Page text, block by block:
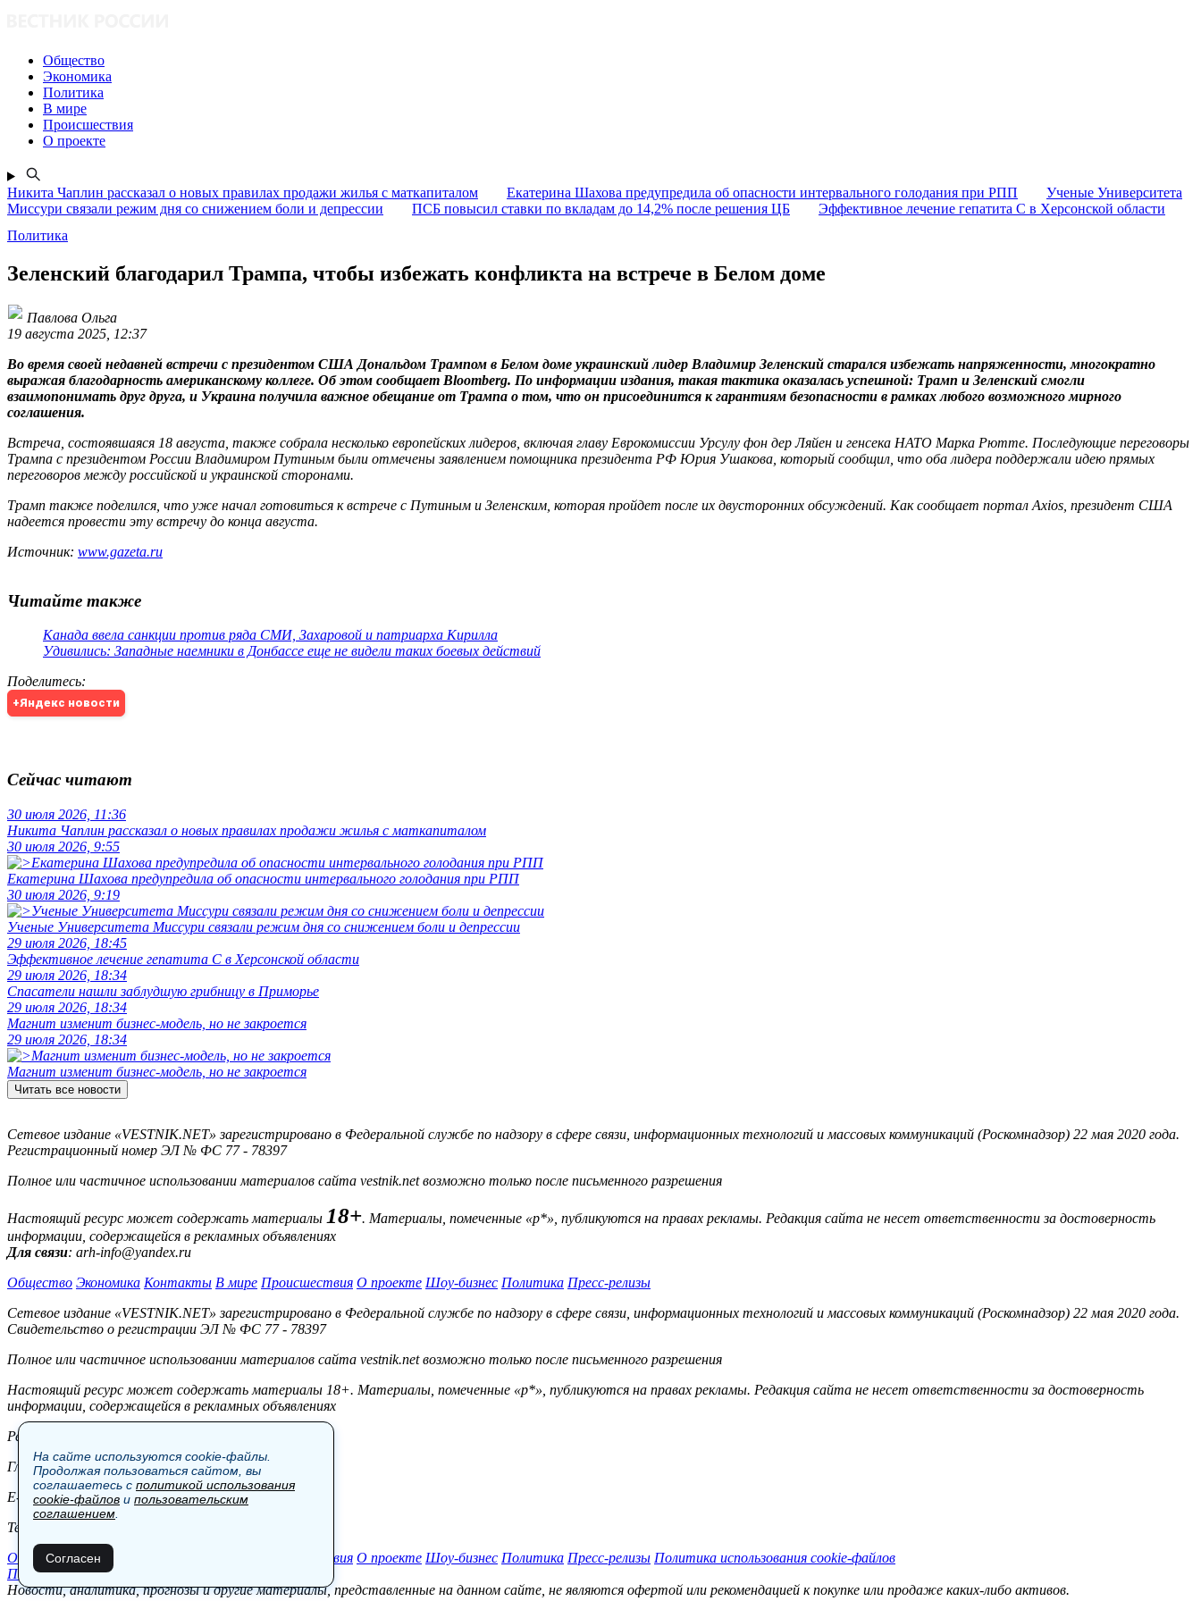
Общество
Экономика
Политика
В мире
Происшествия
О проекте
Никита Чаплин рассказал о новых правилах продажи жилья с маткапиталом Екатерина Шахова предупредила об опасности интервального голодания при РПП
Ученые Университета
Миссури связали режим дня со снижением боли и депрессии
ПСБ повысил ставки по вкладам до 14,2% после решения ЦБ
Эффективное лечение гепатита C в Херсонской области
Политика
Зеленский благодарил Трампа, чтобы избежать конфликта на встрече в Белом доме
Павлова Ольга
19 августа 2025, 12:37
Во время своей недавней встречи с президентом США Дональдом Трампом в Белом доме украинский лидер Владимир Зеленский старался избежать напряженности, многократно
выражая благодарность американскому коллеге. Об этом сообщает Bloomberg. По информации издания, такая тактика оказалась успешной: Трамп и Зеленский смогли
взаимопонимать друг друга, и Украина получила важное обещание от Трампа о том, что он присоединится к гарантиям безопасности в рамках любого возможного мирного
соглашения.
Встреча, состоявшаяся 18 августа, также собрала несколько европейских лидеров, включая главу Еврокомиссии Урсулу фон дер Ляйен и генсека НАТО Марка Рютте. Последующие переговоры
Трампа с президентом России Владимиром Путиным были отмечены заявлением помощника президента РФ Юрия Ушакова, который сообщил, что оба лидера поддержали идею прямых
переговоров между российской и украинской сторонами.
Трамп также поделился, что уже начал готовиться к встрече с Путиным и Зеленским, которая пройдет после их двусторонних обсуждений. Как сообщает портал Axios, президент США
надеется провести эту встречу до конца августа.
Источник: www.gazeta.ru
Читайте также
Канада ввела санкции против ряда СМИ, Захаровой и патриарха Кирилла
Удивились: Западные наемники в Донбассе еще не видели таких боевых действий
Поделитесь:
+Яндекс новости
Сейчас читают
30 июля 2026, 11:36
Никита Чаплин рассказал о новых правилах продажи жилья с маткапиталом
30 июля 2026, 9:55
Екатерина Шахова предупредила об опасности интервального голодания при РПП
30 июля 2026, 9:19
Ученые Университета Миссури связали режим дня со снижением боли и депрессии
29 июля 2026, 18:45
Эффективное лечение гепатита C в Херсонской области
29 июля 2026, 18:34
Спасатели нашли заблудшую грибницу в Приморье
29 июля 2026, 18:34
Магнит изменит бизнес-модель, но не закроется
29 июля 2026, 18:34
Магнит изменит бизнес-модель, но не закроется
Читать все новости
Сетевое издание «VESTNIK.NET» зарегистрировано в Федеральной службе по надзору в сфере связи, информационных технологий и массовых коммуникаций (Роскомнадзор) 22 мая 2020 года.
Регистрационный номер ЭЛ № ФС 77 - 78397
Полное или частичное использовании материалов сайта vestnik.net возможно только после письменного разрешения
Настоящий ресурс может содержать материалы 18+. Материалы, помеченные «р*», публикуются на правах рекламы. Редакция сайта не несет ответственности за достоверность
информации, содержащейся в рекламных объявлениях
Для связи: arh-info@yandex.ru
Общество Экономика Контакты В мире Происшествия О проекте Шоу-бизнес Политика Пресс-релизы
Сетевое издание «VESTNIK.NET» зарегистрировано в Федеральной службе по надзору в сфере связи, информационных технологий и массовых коммуникаций (Роскомнадзор) 22 мая 2020 года.
Свидетельство о регистрации ЭЛ № ФС 77 - 78397
Полное или частичное использовании материалов сайта vestnik.net возможно только после письменного разрешения
Настоящий ресурс может содержать материалы 18+. Материалы, помеченные «р*», публикуются на правах рекламы. Редакция сайта не несет ответственности за достоверность
информации, содержащейся в рекламных объявлениях
Редакция:
Главный редактор: Боровов М.С.
E-mail: site@vestnik.net, reb.msk@yandex.ru
Тел.: +7 (921) 720-00-97
Общество Экономика Происшествия О проекте Шоу-бизнес Политика Пресс-релизы Политика использования cookie-файлов
Пользовательское соглашение
Новости, аналитика, прогнозы и другие материалы, представленные на данном сайте, не являются офертой или рекомендацией к покупке или продаже каких-либо активов.
На сайте используются cookie-файлы.
Продолжая пользоваться сайтом, вы
соглашаетесь с политикой использования
cookie-файлов и пользовательским
соглашением
Согласен